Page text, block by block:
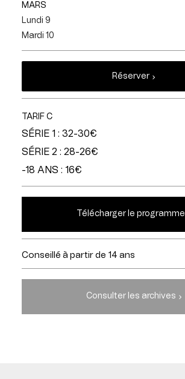
MARS
Lundi 9
Mardi 10
Réserver
TARIF C
SÉRIE 1 : 32-30€
SÉRIE 2 : 28-26€
-18 ANS : 16€
Télécharger le programme
Conseillé à partir de 14 ans
Consulter les archives